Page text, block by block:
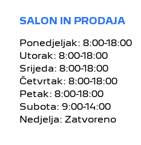
SALON IN PRODAJA
Ponedjeljak: 8:00-18:00
Utorak: 8:00-18:00
Srijeda: 8:00-18:00
Četvrtak: 8:00-18:00
Petak: 8:00-18:00
Subota: 9:00-14:00
Nedjelja: Zatvoreno